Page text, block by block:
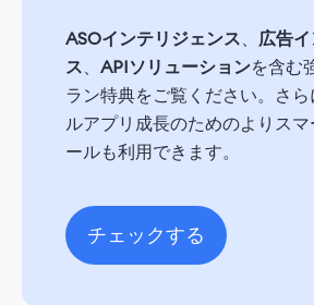
ASOインテリジェンス、 広告
ス、 APIソリューションを含む
ラン特典をご覧ください。さ
ルアプリ成長のためのよりス
ールも利用できます。
チェックする